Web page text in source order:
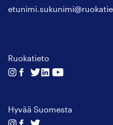
Ruokatieto
Seuraa
Seuraa
Seuraa
SeuraaSeuraa
Hyvää Suomesta